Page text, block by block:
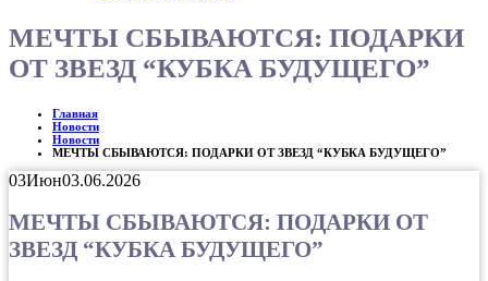
МЕЧТЫ СБЫВАЮТСЯ: ПОДАРКИ
ОТ ЗВЕЗД “КУБКА БУДУЩЕГО”
Главная
Новости
Новости
МЕЧТЫ СБЫВАЮТСЯ: ПОДАРКИ ОТ ЗВЕЗД “КУБКА БУДУЩЕГО”
03Июн03.06.2026
МЕЧТЫ СБЫВАЮТСЯ: ПОДАРКИ ОТ
ЗВЕЗД “КУБКА БУДУЩЕГО”